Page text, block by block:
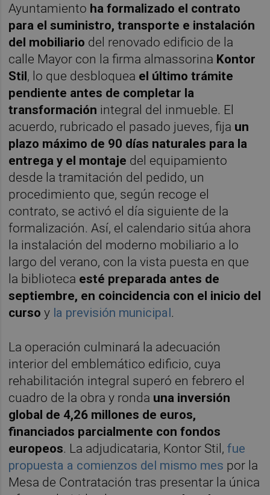
Ayuntamiento ha formalizado el contrato
para el suministro, transporte e instalación
del mobiliario del renovado edificio de la
calle Mayor con la firma almassorina Kontor
Stil, lo que desbloquea el último trámite
pendiente antes de completar la
transformación integral del inmueble. El
acuerdo, rubricado el pasado jueves, fija un
plazo máximo de 90 días naturales para la
entrega y el montaje del equipamiento
desde la tramitación del pedido, un
procedimiento que, según recoge el
contrato, se activó el día siguiente de la
formalización. Así, el calendario sitúa ahora
la instalación del moderno mobiliario a lo
largo del verano, con la vista puesta en que
la biblioteca esté preparada antes de
septiembre, en coincidencia con el inicio del
curso y la previsión municipal.
La operación culminará la adecuación
interior del emblemático edificio, cuya
rehabilitación integral superó en febrero el
cuadro de la obra y ronda una inversión
global de 4,26 millones de euros,
financiados parcialmente con fondos
europeos. La adjudicataria, Kontor Stil,fue
propuesta a comienzos del mismo mes por la
Mesa de Contratación tras presentar la única